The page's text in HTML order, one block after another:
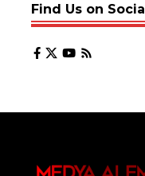
Find Us on